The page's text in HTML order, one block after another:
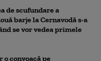
de scufundare a
barje la Cernavodă s-a
se vor vedea primele
o convoacă pe